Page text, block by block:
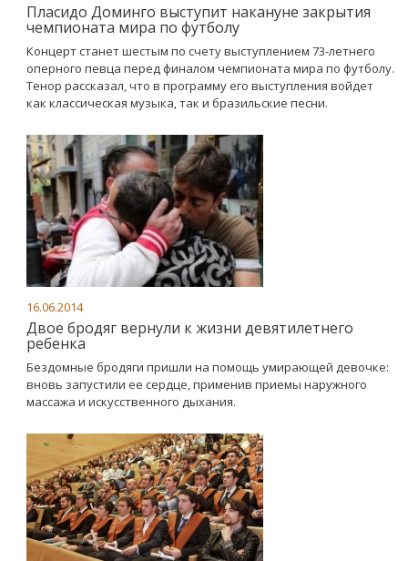
Пласидо Доминго выступит накануне закрытия
чемпионата мира по футболу
Концерт станет шестым по счету выступлением 73-летнего
оперного певца перед финалом чемпионата мира по футболу.
Тенор рассказал, что в программу его выступления войдет
как классическая музыка, так и бразильские песни.
16.06.2014
Двое бродяг вернули к жизни девятилетнего
ребенка
Бездомные бродяги пришли на помощь умирающей девочке:
вновь запустили ее сердце, применив приемы наружного
массажа и искусственного дыхания.